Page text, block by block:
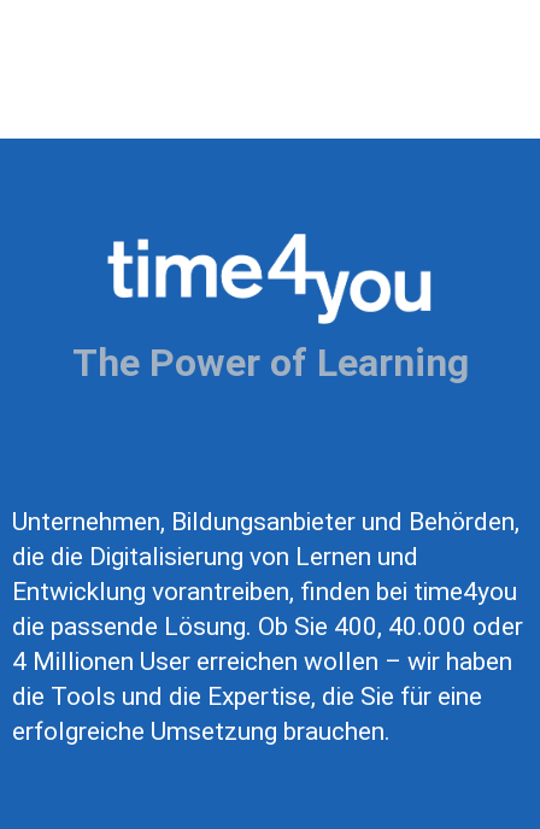
The Power of Learning
Unternehmen, Bildungsanbieter und Behörden,
die die Digitalisierung von Lernen und
Entwicklung vorantreiben, finden bei time4you
die passende Lösung. Ob Sie 400, 40.000 oder
4 Millionen User erreichen wollen – wir haben
die Tools und die Expertise, die Sie für eine
erfolgreiche Umsetzung brauchen.